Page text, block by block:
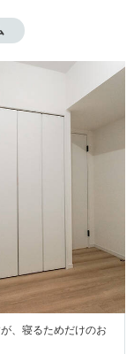
、寝るためだけのお